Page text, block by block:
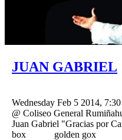
JUAN GABRIEL
Wednesday Feb 5 2014,
@ Coliseo General
Juan Gabriel "Gracias por
box golden